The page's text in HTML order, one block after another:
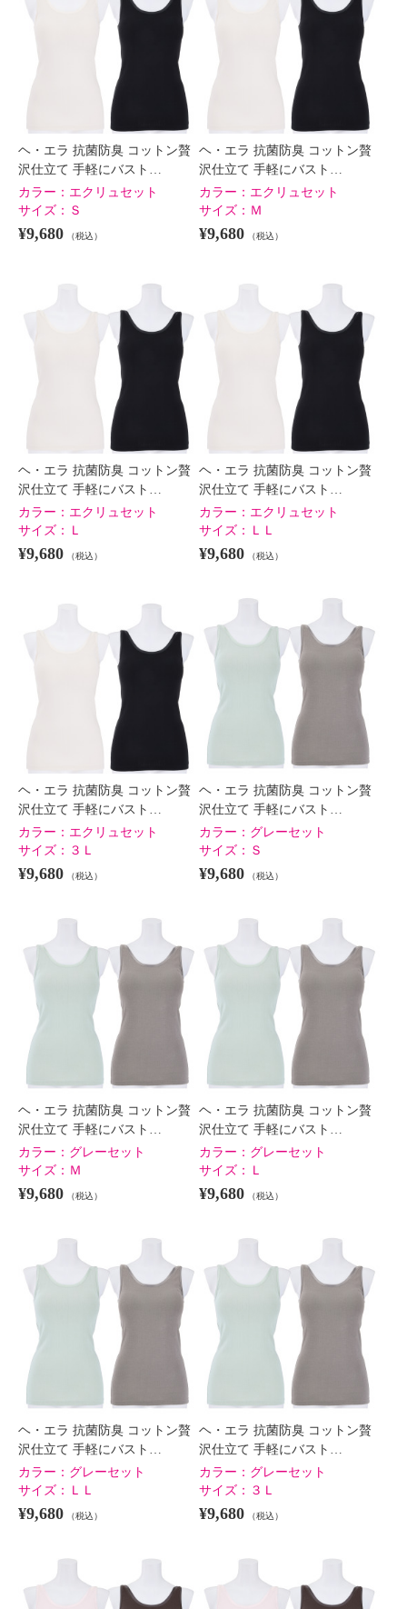
ヘ・エラ 抗菌防臭 コットン贅
沢仕立て 手軽にバスト…
カラー： エクリュセット
サイズ： Ｓ
¥9,680 （税込）
ヘ・エラ 抗菌防臭 コットン贅
沢仕立て 手軽にバスト…
カラー： エクリュセット
サイズ： Ｍ
¥9,680 （税込）
ヘ・エラ 抗菌防臭 コットン贅
沢仕立て 手軽にバスト…
カラー： エクリュセット
サイズ：
Ｌ
¥9,680 （税込）
ヘ・エラ 抗菌防臭 コットン贅
沢仕立て 手軽にバスト…
カラー： エクリュセット
サイズ：
ＬＬ
¥9,680 （税込）
ヘ・エラ 抗菌防臭 コットン贅
沢仕立て 手軽にバスト…
カラー： エクリュセット
サイズ： ３Ｌ
¥9,680 （税込）
ヘ・エラ 抗菌防臭 コットン贅
沢仕立て 手軽にバスト…
カラー： グレーセット
サイズ： Ｓ
¥9,680 （税込）
ヘ・エラ 抗菌防臭 コットン贅
沢仕立て 手軽にバスト…
カラー： グレーセット
サイズ： Ｍ
¥9,680 （税込）
ヘ・エラ 抗菌防臭 コットン贅
沢仕立て 手軽にバスト…
カラー： グレーセット
サイズ：
Ｌ
¥9,680 （税込）
ヘ・エラ 抗菌防臭 コットン贅
沢仕立て 手軽にバスト…
カラー： グレーセット
サイズ：
ＬＬ
¥9,680 （税込）
ヘ・エラ 抗菌防臭 コットン贅
沢仕立て 手軽にバスト…
カラー： グレーセット
サイズ： ３Ｌ
¥9,680 （税込）